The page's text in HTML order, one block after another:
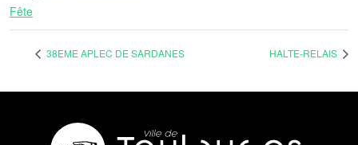
Fête
38EME APLEC DE SARDANES HALTE-RELAIS